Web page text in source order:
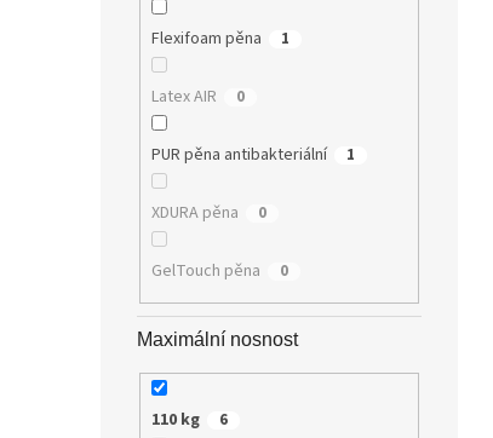
Flexifoam pěna 1
Latex AIR 0
PUR pěna antibakteriální 1
XDURA pěna 0
GelTouch pěna 0
Maximální nosnost
110 kg 6